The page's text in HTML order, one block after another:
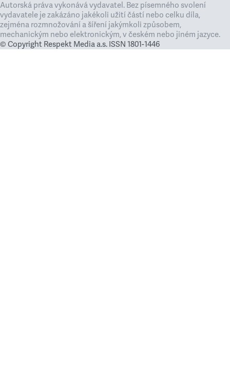
Autorská práva vykonává vydavatel. Bez písemného svolení
vydavatele je zakázáno jakékoli užití částí nebo celku díla,
zejména rozmnožování a šíření jakýmkoli způsobem,
mechanickým nebo elektronickým, v českém nebo jiném jazyce.
© Copyright Respekt Media a.s. ISSN 1801-1446